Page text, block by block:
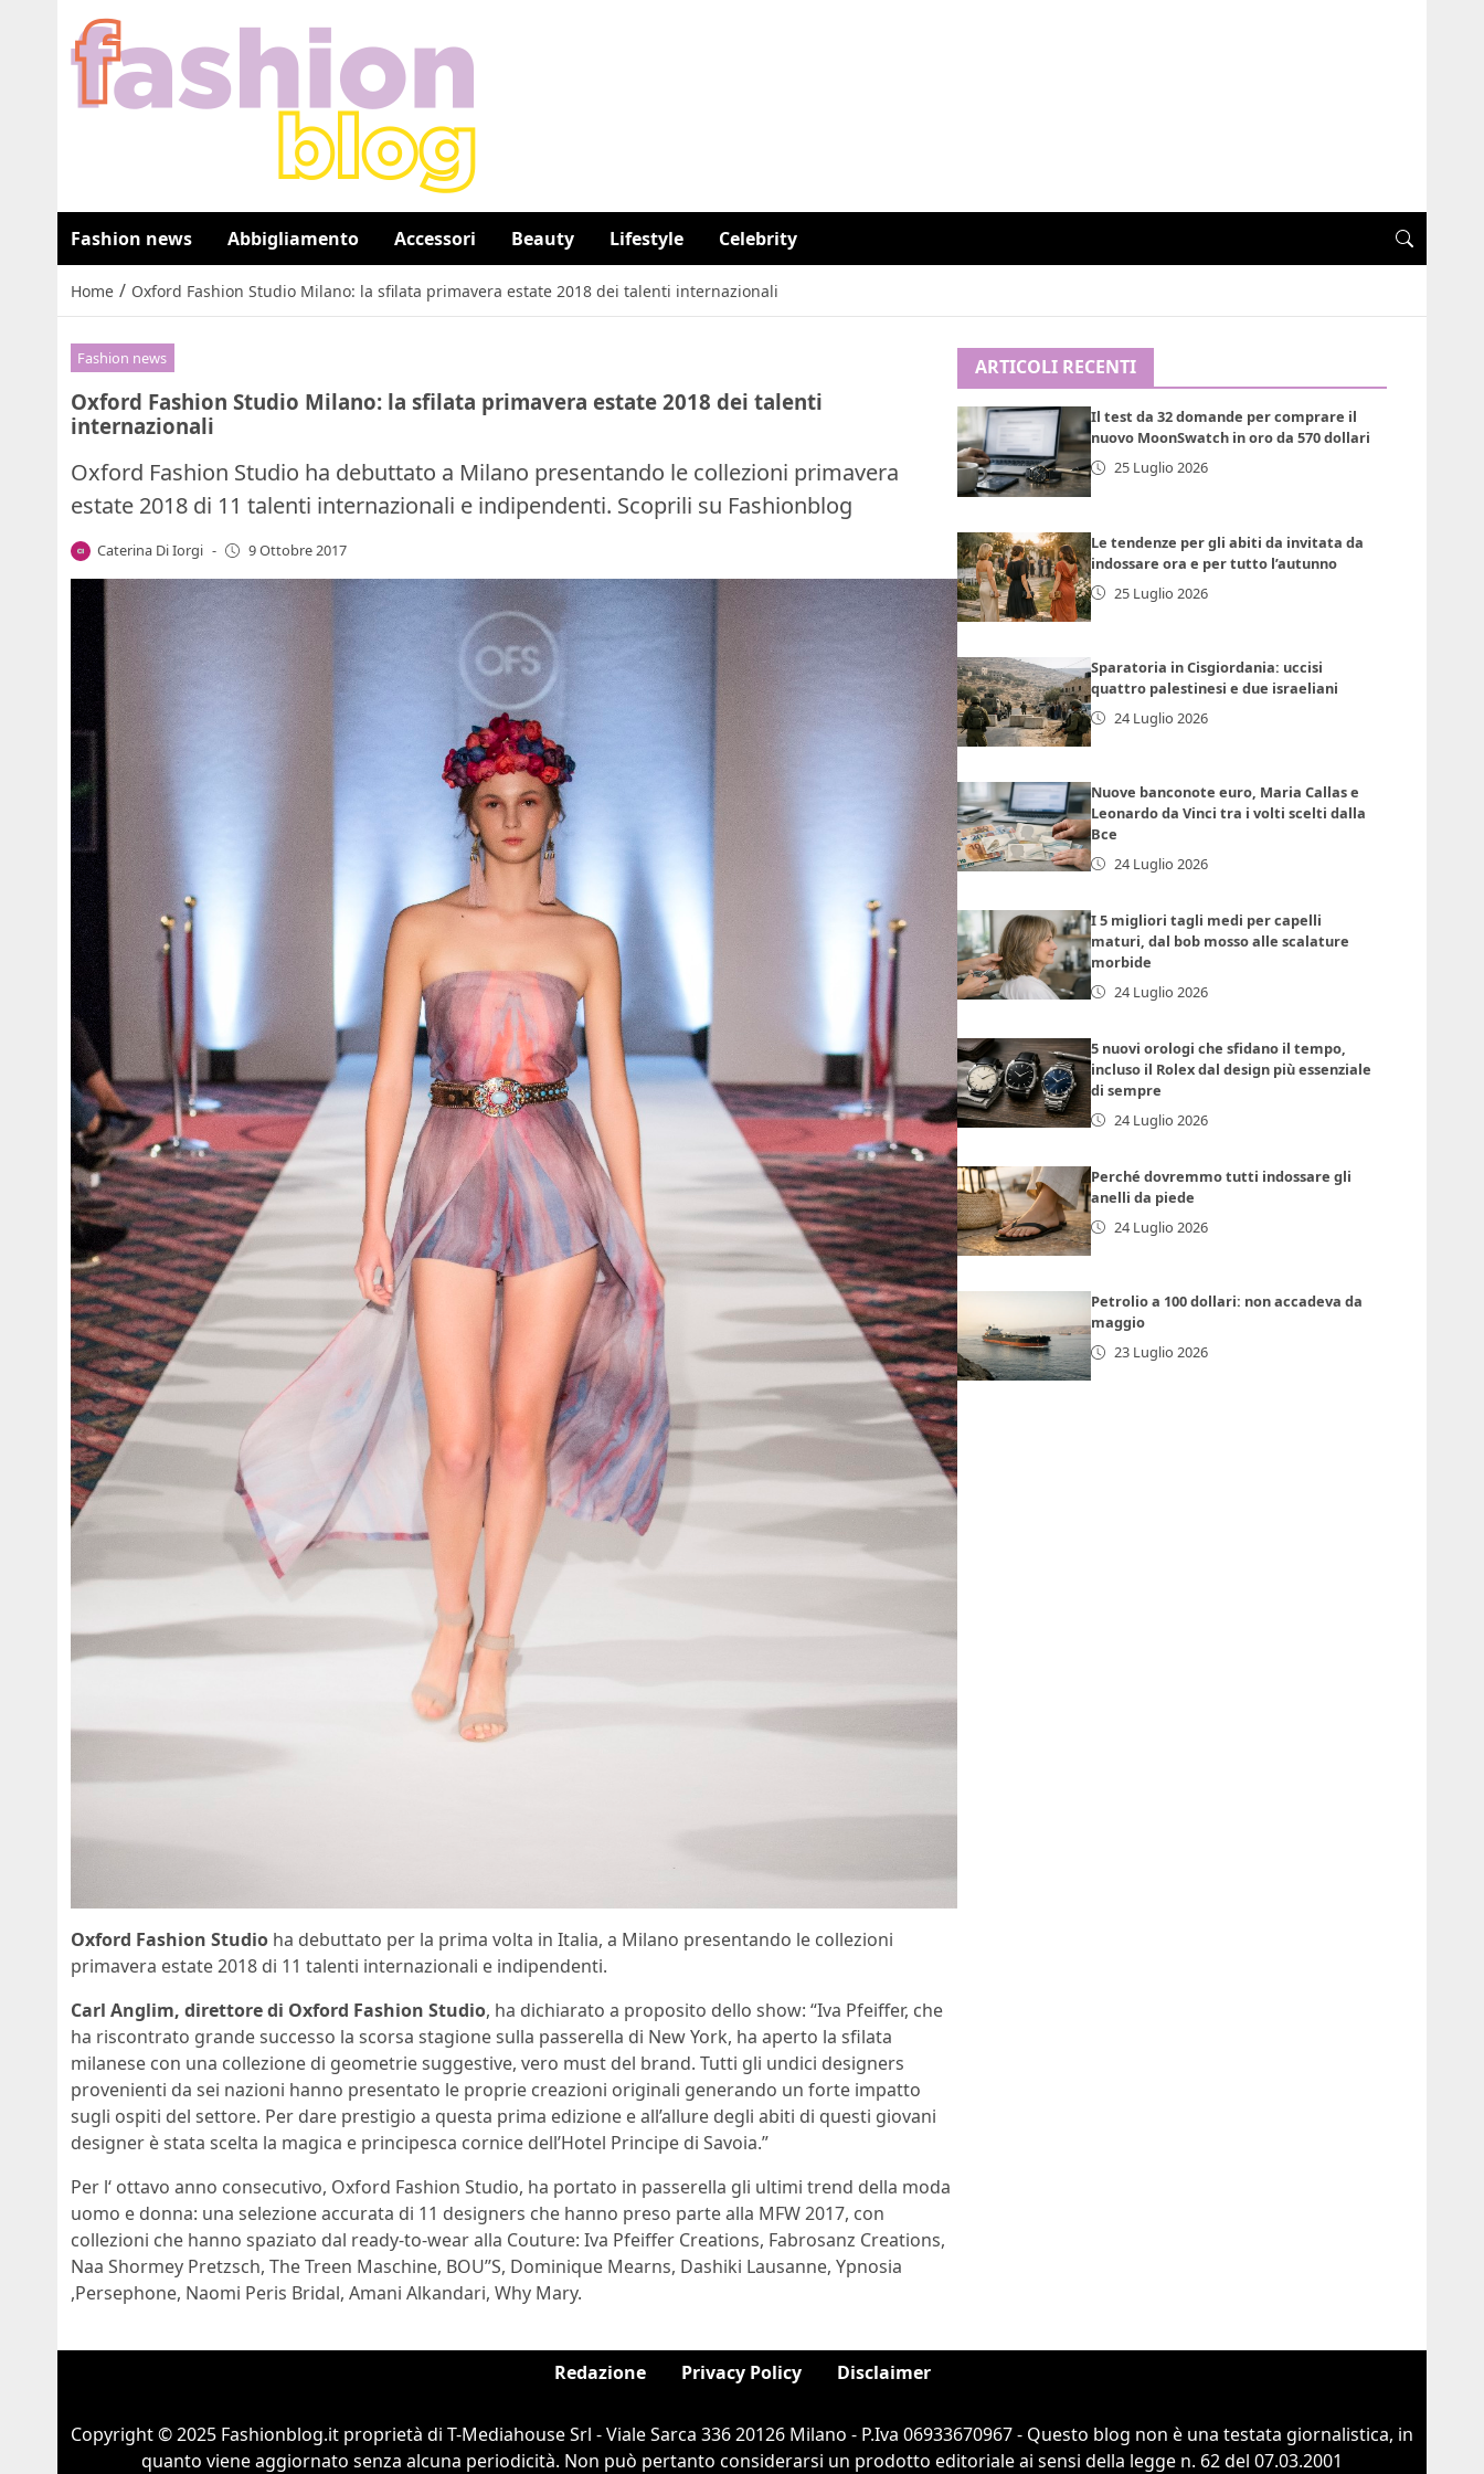
Fashion news Abbigliamento Accessori Beauty Lifestyle Celebrity
Home / Oxford Fashion Studio Milano: la sfilata primavera estate 2018 dei talenti internazionali
Fashion news
Oxford Fashion Studio Milano: la sfilata primavera estate 2018 dei talenti
internazionali
Oxford Fashion Studio ha debuttato a Milano presentando le collezioni primavera
estate 2018 di 11 talenti internazionali e indipendenti. Scoprili su Fashionblog
Caterina Di Iorgi - 9 Ottobre 2017
Oxford Fashion Studio ha debuttato per la prima volta in Italia, a Milano presentando le collezioni
primavera estate 2018 di 11 talenti internazionali e indipendenti.
Carl Anglim, direttore di Oxford Fashion Studio, ha dichiarato a proposito dello show: “Iva Pfeiffer, che
ha riscontrato grande successo la scorsa stagione sulla passerella di New York, ha aperto la sfilata
milanese con una collezione di geometrie suggestive, vero must del brand. Tutti gli undici designers
provenienti da sei nazioni hanno presentato le proprie creazioni originali generando un forte impatto
sugli ospiti del settore. Per dare prestigio a questa prima edizione e all’allure degli abiti di questi giovani
designer è stata scelta la magica e principesca cornice dell’Hotel Principe di Savoia.”
Per l‘ ottavo anno consecutivo, Oxford Fashion Studio, ha portato in passerella gli ultimi trend della moda
uomo e donna: una selezione accurata di 11 designers che hanno preso parte alla MFW 2017, con
collezioni che hanno spaziato dal ready-to-wear alla Couture: Iva Pfeiffer Creations, Fabrosanz Creations,
Naa Shormey Pretzsch, The Treen Maschine, BOU’’S, Dominique Mearns, Dashiki Lausanne, Ypnosia
,Persephone, Naomi Peris Bridal, Amani Alkandari, Why Mary.
ARTICOLI RECENTI
Il test da 32 domande per comprare il
nuovo MoonSwatch in oro da 570 dollari
25 Luglio 2026
Le tendenze per gli abiti da invitata da
indossare ora e per tutto l’autunno
25 Luglio 2026
Sparatoria in Cisgiordania: uccisi
quattro palestinesi e due israeliani
24 Luglio 2026
Nuove banconote euro, Maria Callas e
Leonardo da Vinci tra i volti scelti dalla
Bce
24 Luglio 2026
I 5 migliori tagli medi per capelli
maturi, dal bob mosso alle scalature
morbide
24 Luglio 2026
5 nuovi orologi che sfidano il tempo,
incluso il Rolex dal design più essenziale
di sempre
24 Luglio 2026
Perché dovremmo tutti indossare gli
anelli da piede
24 Luglio 2026
Petrolio a 100 dollari: non accadeva da
maggio
23 Luglio 2026
Redazione Privacy Policy Disclaimer
Copyright © 2025 Fashionblog.it proprietà di T-Mediahouse Srl - Viale Sarca 336 20126 Milano - P.Iva 06933670967 - Questo blog non è una testata giornalistica, in
quanto viene aggiornato senza alcuna periodicità. Non può pertanto considerarsi un prodotto editoriale ai sensi della legge n. 62 del 07.03.2001